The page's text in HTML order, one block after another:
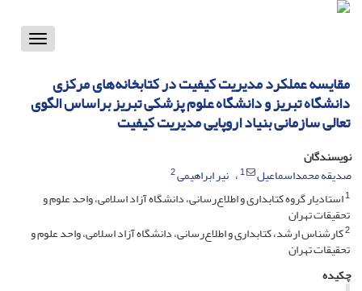
Toggle
مقایسه عملکرد مدیریت کیفیت در کتابخانه‌های مرکزی
دانشگاه تبریز و دانشگاه علوم پزشکی تبریز براساس الگوی
تعالی سازمانی بنیاد اروپایی مدیریت کیفیت
نویسندگان
صدیقه محمداسماعیل
1 نیر ابراهیمی2
1استادیار گروه کتابداری و اطلاع‌رسانی، دانشگاه آزاد اسلامی، واحد علوم و
تحقیقات تهران
2کارشناس ارشد، کتابداری و اطلاع‌رسانی، دانشگاه آزاد اسلامی، واحد علوم و
تحقیقات تهران
چکیده